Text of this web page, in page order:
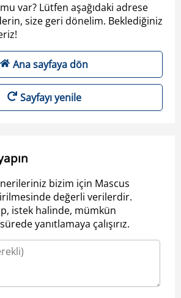
var? Lütfen aşağıdaki adrese
size geri dönelim. Beklediğiniz
Ana sayfaya dön
Sayfayı yenile
bizim için Mascus
değerli verilerdir.
istek halinde, mümkün
yanıtlamaya çalışırız.